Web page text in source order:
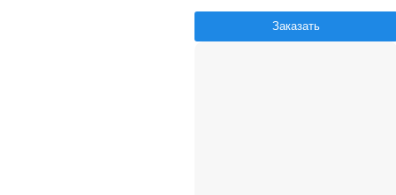
Заказать